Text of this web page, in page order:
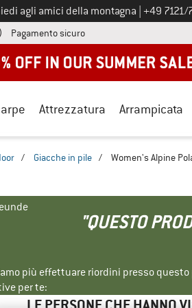
agli amici della montagna Chiamaci
+49 7121/
Pagamento sicuroQui trovi le informazioni di
Attrezzatura Arrampicata
/ Giacche in pile / Women's Alpine
"QUESTO
più effettuare riordini presso
per te: